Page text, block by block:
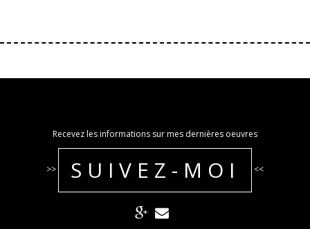
Recevez les informations sur mes dernières oeuvres
>> SUIVEZ-MOI <<